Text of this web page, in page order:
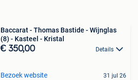
Baccarat - Thomas Bastide - Wijnglas
(8) - Kasteel - Kristal
€ 350,00 Details
Bezoek website 31 jul 26